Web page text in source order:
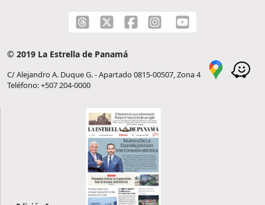
© 2019 La Estrella de Panamá
C/ Alejandro A. Duque G. - Apartado 0815-00507, Zona 4
Teléfono: +507 204-0000